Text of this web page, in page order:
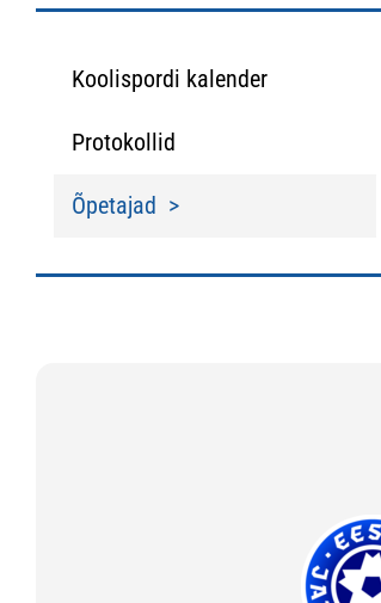
Koolispordi kalender
Protokollid
Õpetajad